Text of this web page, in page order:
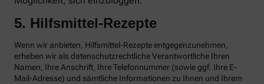
5. Hilfsmittel-Rezepte
Wenn wir anbieten, Hilfsmittel-Rezepte entgegenzunehmen,
erheben wir als datenschutzrechtliche Verantwortliche Ihren
Namen, Ihre Anschrift, Ihre Telefonnummer (sowie ggf. Ihre E-
Mail-Adresse) und sämtliche Informationen zu Ihnen und Ihrem